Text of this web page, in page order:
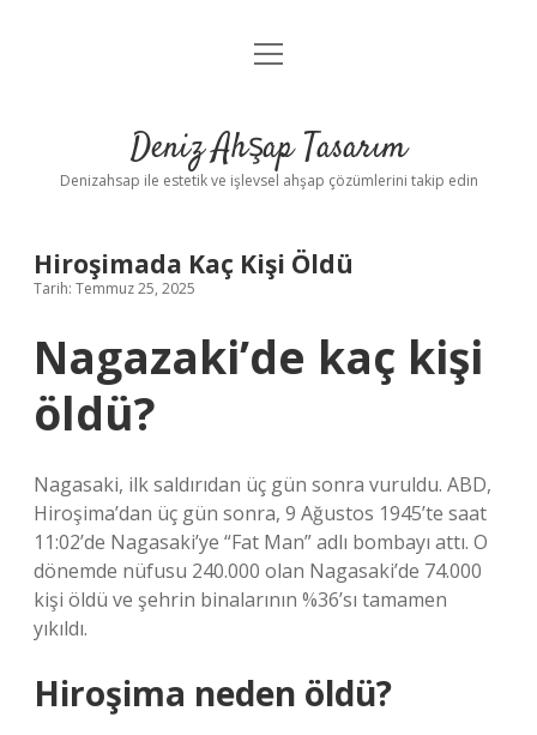
Anasayfa
Yasal Uyarı
menüyü
Deniz Ahşap Tasarım
Denizahsap ile estetik ve işlevsel ahşap çözümlerini takip edin
Hiroşimada Kaç Kişi Öldü
Tarih: Temmuz 25, 2025
Nagazaki’de kaç kişi
öldü?
Nagasaki, ilk saldırıdan üç gün sonra vuruldu. ABD,
Hiroşima’dan üç gün sonra, 9 Ağustos 1945’te saat
11:02’de Nagasaki’ye “Fat Man” adlı bombayı attı. O
dönemde nüfusu 240.000 olan Nagasaki’de 74.000
kişi öldü ve şehrin binalarının %36’sı tamamen
yıkıldı.
Hiroşima neden öldü?